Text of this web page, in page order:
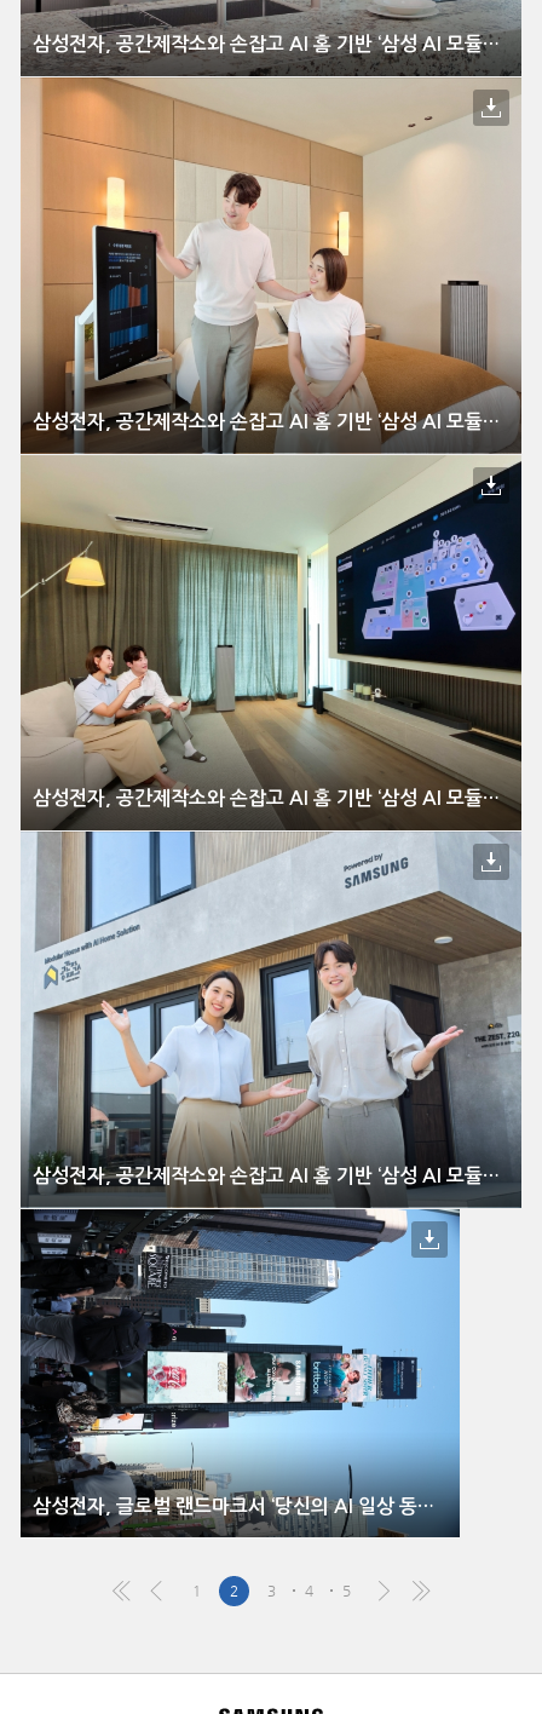
삼성전자, 공간제작소와 손잡고 AI 홈 기반 ‘삼성 AI 모듈러 홈’ 출시
삼성전자, 공간제작소와 손잡고 AI 홈 기반 ‘삼성 AI 모듈러 홈’ 출시
삼성전자, 공간제작소와 손잡고 AI 홈 기반 ‘삼성 AI 모듈러 홈’ 출시
삼성전자, 공간제작소와 손잡고 AI 홈 기반 ‘삼성 AI 모듈러 홈’ 출시
삼성전자, 글로벌 랜드마크서 ‘당신의 AI 일상 동반자’ 알린다
1 2 3 4 5